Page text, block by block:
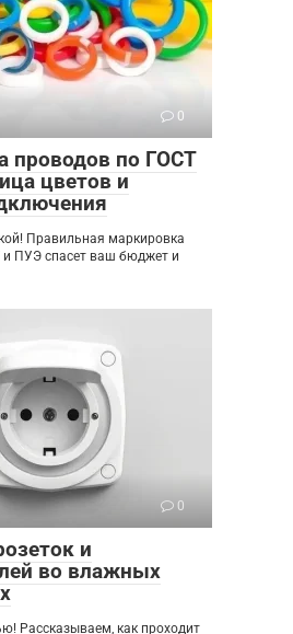
0
проводов по ГОСТ
цветов и
Правильная маркировка
ПУЭ спасет ваш бюджет и
0
и
во влажных
Рассказываем, как проходит